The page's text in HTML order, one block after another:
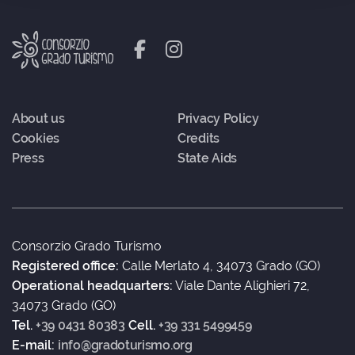
About us
Privacy Policy
Cookies
Credits
Press
State Aids
Consorzio Grado Turismo
Registered office: Calle Merlato 4, 34073 Grado (GO)
Operational headquarters: Viale Dante Alighieri 72,
34073 Grado (GO)
Tel. +39 0431 80383 Cell. +39 331 5499459
E-mail: info@gradoturismo.org